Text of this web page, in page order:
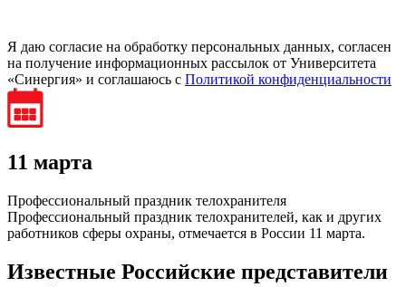
Я даю согласие на обработку персональных данных, согласен
на получение информационных рассылок от Университета
«Синергия» и соглашаюсь c Политикой конфиденциальности
11 марта
Профессиональный праздник телохранителя
Профессиональный праздник телохранителей, как и других
работников сферы охраны, отмечается в России 11 марта.
Известные Российские представители